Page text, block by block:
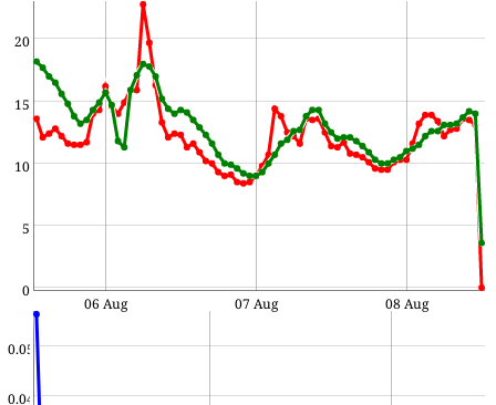
0
5
10
15
20
06 Aug 07 Aug 08 Aug
0.04
0.05